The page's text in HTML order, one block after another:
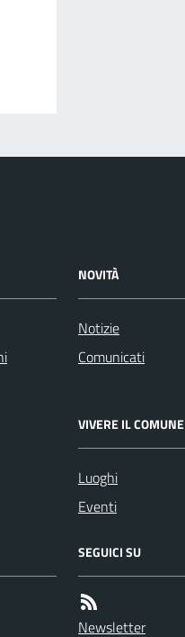
NOVITÀ
Notizie
Comunicati
VIVERE IL COMUNE
Luoghi
Eventi
SEGUICI SU
Newsletter